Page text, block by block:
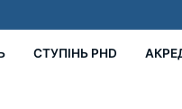
СТУПІНЬ PHD